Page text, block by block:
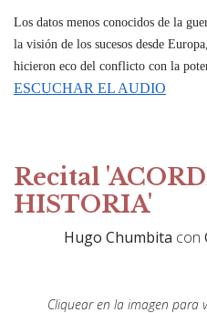
Los datos menos conocidos de la
la visión de los sucesos desde
hicieron eco del conflicto con la
ESCUCHAR EL AUDIO
Recital
HISTORIA'
Hugo Chumbita con
Cliquear en la imagen para